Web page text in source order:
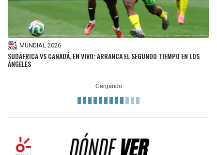
MUNDIAL 2026
SUDÁFRICA VS CANADÁ, EN VIVO: ARRANCA EL SEGUNDO TIEMPO EN LOS
ÁNGELES